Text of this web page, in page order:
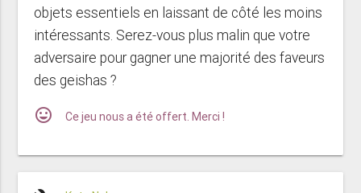
objets essentiels en laissant de côté les moins
intéressants. Serez-vous plus malin que votre
adversaire pour gagner une majorité des faveurs
des geishas ?
mood Ce jeu nous a été offert. Merci !